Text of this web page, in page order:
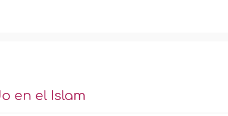
en el Islam